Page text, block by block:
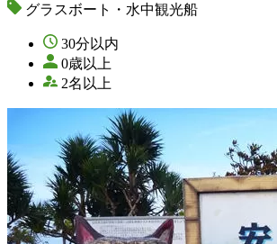
グラスボート・水中観光船
30分以内
0歳以上
2名以上